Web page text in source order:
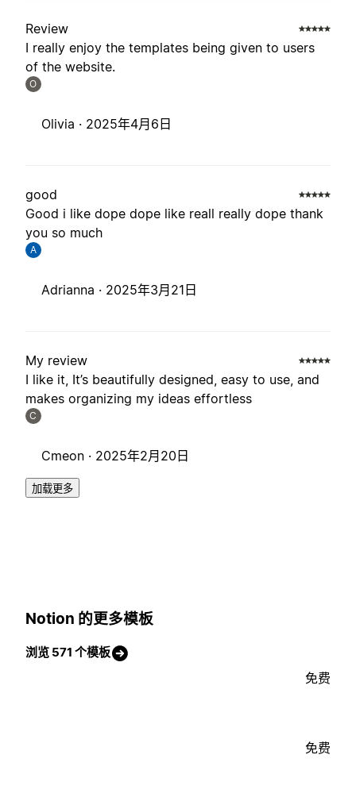
Review
I really enjoy the templates being given to users
of the website.
O
Olivia · 2025年4月6日
good
Good i like dope dope like reall really dope thank
you so much
A
Adrianna · 2025年3月21日
My review
I like it, It’s beautifully designed, easy to use, and
makes organizing my ideas effortless
C
Cmeon · 2025年2月20日
加载更多
Notion 的更多模板
浏览 571 个模板
免费
免费